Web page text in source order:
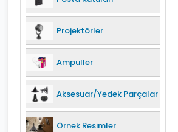
Projektörler
Ampuller
Aksesuar/Yedek Parçalar
Örnek Resimler